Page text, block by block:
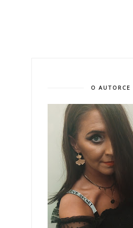
O AUTORCE